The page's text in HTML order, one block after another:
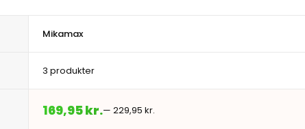
Mikamax
3 produkter
169,95 kr.— 229,95 kr.